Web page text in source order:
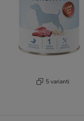
5 varianti